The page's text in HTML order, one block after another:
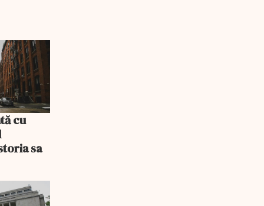
cu
sa